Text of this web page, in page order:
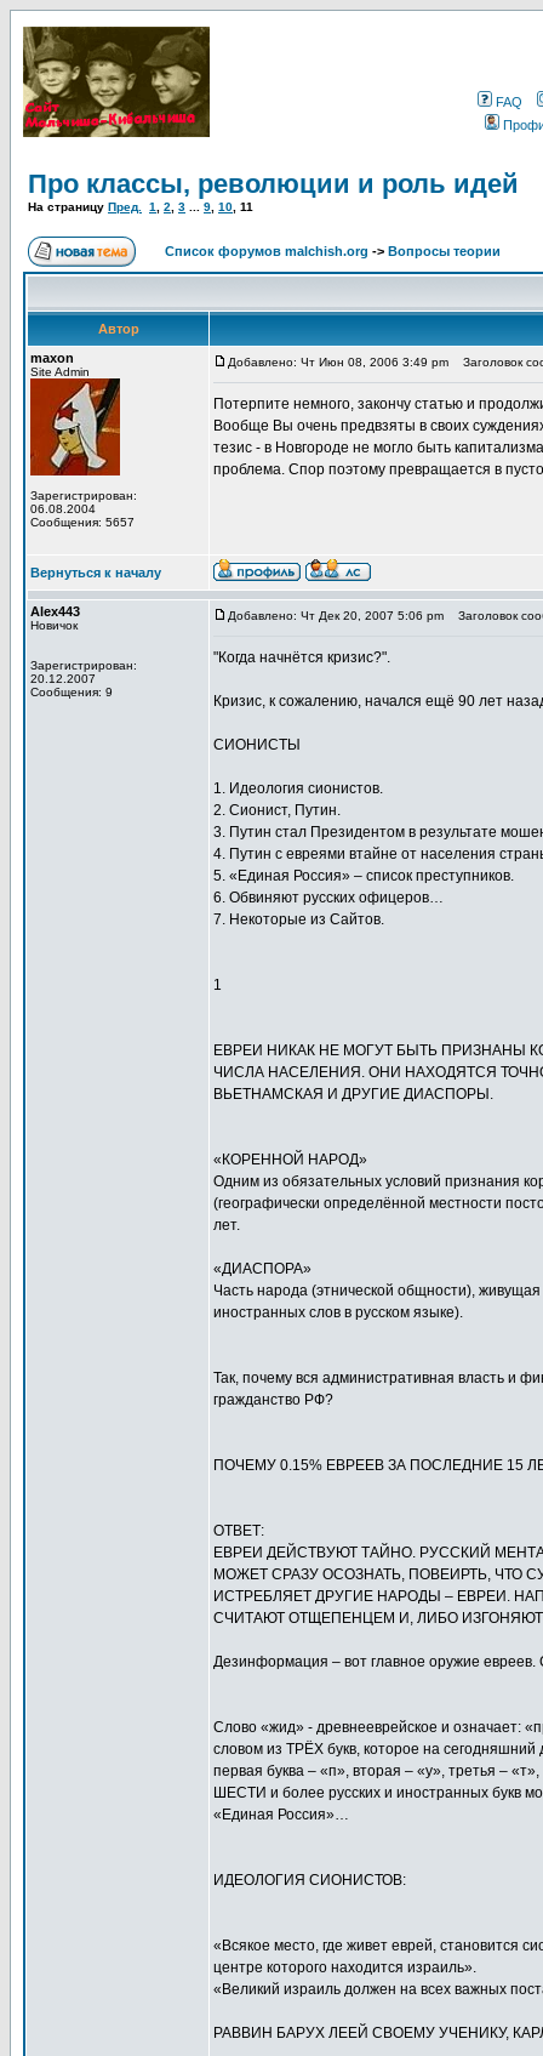
FAQ
Про классы, революции и роль идей
На страницу Пред. 1 2 3 9 10 11
Список форумов malchish.org -> Вопросы теории
Автор
maxon
Site Admin
Зарегистрирован:
06.08.2004
Сообщения: 5657
Добавлено: Чт Июн 08, 2006 3:49 pm Заголовок
Потерпите немного, закончу статью и
Вообще Вы очень предвзяты в своих
тезис - в Новгороде не могло быть
проблема. Спор поэтому превращается в
Вернуться к началу
Alex443
Новичок
Зарегистрирован:
20.12.2007
Сообщения: 9
Добавлено: Чт Дек 20, 2007 5:06 pm Заголовок
"Когда начнётся кризис?".
Кризис, к сожалению, начался ещё 90 лет
СИОНИСТЫ
1. Идеология сионистов.
2. Сионист, Путин.
3. Путин стал Президентом в результате
4. Путин с евреями втайне от населения
5. «Единая Россия» – список преступников.
6. Обвиняют русских офицеров…
7. Некоторые из Сайтов.
1
ЕВРЕИ НИКАК НЕ МОГУТ БЫТЬ ПРИЗНАНЫ
ЧИСЛА НАСЕЛЕНИЯ. ОНИ НАХОДЯТСЯ
ВЬЕТНАМСКАЯ И ДРУГИЕ ДИАСПОРЫ.
«КОРЕННОЙ НАРОД»
Одним из обязательных условий признания
(географически определённой местности
лет.
«ДИАСПОРА»
Часть народа (этнической общности),
иностранных слов в русском языке).
Так, почему вся административная власть и
гражданство РФ?
ПОЧЕМУ 0.15% ЕВРЕЕВ ЗА ПОСЛЕДНИЕ 15
ОТВЕТ:
ЕВРЕИ ДЕЙСТВУЮТ ТАЙНО. РУССКИЙ
МОЖЕТ СРАЗУ ОСОЗНАТЬ, ПОВЕИРТЬ, ЧТО
ИСТРЕБЛЯЕТ ДРУГИЕ НАРОДЫ – ЕВРЕИ.
СЧИТАЮТ ОТЩЕПЕНЦЕМ И, ЛИБО
Дезинформация – вот главное оружие
Слово «жид» - древнееврейское и означает:
словом из ТРЁХ букв, которое на
первая буква – «п», вторая – «у», третья –
ШЕСТИ и более русских и иностранных букв
«Единая Россия»…
ИДЕОЛОГИЯ СИОНИСТОВ:
«Всякое место, где живет еврей, становится
центре которого находится израиль».
«Великий израиль должен на всех важных
РАВВИН БАРУХ ЛЕЕЙ СВОЕМУ УЧЕНИКУ,